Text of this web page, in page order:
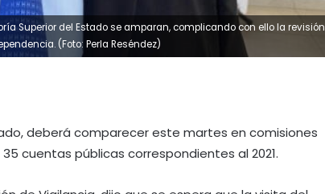
Superior del Estado se amparan, complicando con ello la revisión
(Foto: Perla Reséndez)
deberá comparecer este martes en comisiones
cuentas públicas correspondientes al 2021.